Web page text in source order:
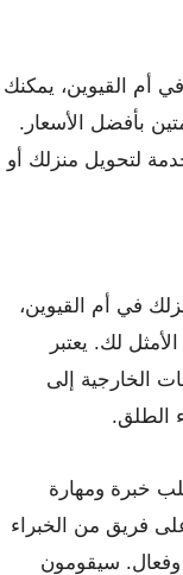
أم القيوين، يمكنك
بأفضل الأسعار.
لتحويل منزلك أو
في أم القيوين،
لك. يعتبر
الخارجية إلى
الطلق.
خبرة ومهارة
فريق من الخبراء
وفعال. سيقومون